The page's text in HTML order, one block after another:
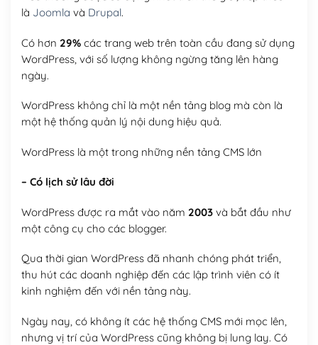
là Joomla và Drupal.
Có hơn 29%các trang web trên toàn cầu đang sử dụng
WordPress, với số lượng không ngừng tăng lên hàng
ngày.
WordPress không chỉ là một nền tảng blog mà còn là
một hệ thống quản lý nội dung hiệu quả.
WordPress là một trong những nền tảng CMS lớn
– Có lịch sử lâu đời
WordPress được ra mắt vào năm 2003và bắt đầu như
một công cụ cho các blogger.
Qua thời gian WordPress đã nhanh chóng phát triển,
thu hút các doanh nghiệp đến các lập trình viên có ít
kinh nghiệm đến với nền tảng này.
Ngày nay, có không ít các hệ thống CMS mới mọc lên,
nhưng vị trí của WordPress cũng không bị lung lay. Có